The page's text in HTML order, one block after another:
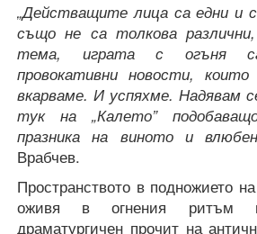
„Действащите лица са едни
също не са толкова
тема, играта с огъня
провокативни новости,
вкарваме. И успяхме. Надявам
тук на „Калето”
празника на виното и
Врабчев.
Пространството в подножието
оживя в огнения ритъм
драматургичен прочит на